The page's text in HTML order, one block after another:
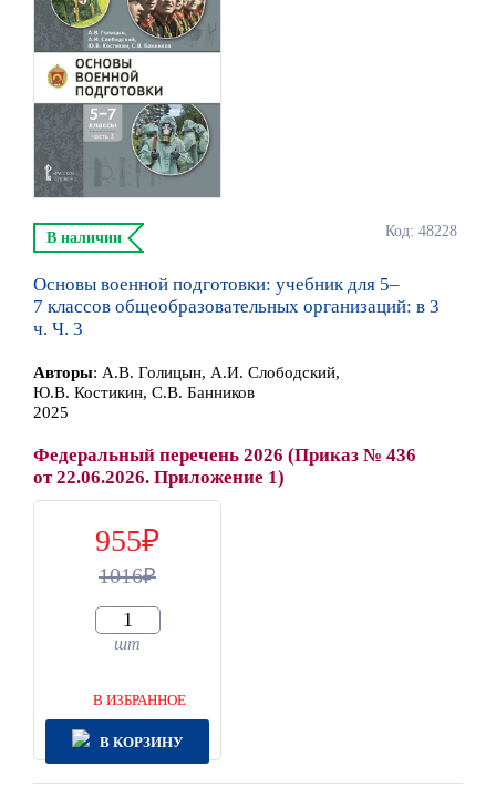
Код: 48228
В наличии
Основы военной подготовки: учебник для 5–
7 классов общеобразовательных организаций: в 3
ч. Ч. 3
Авторы: А.В. Голицын, А.И. Слободский,
Ю.В. Костикин, С.В. Банников
2025
Федеральный перечень 2026 (Приказ № 436
от 22.06.2026. Приложение 1)
955
1016
шт
В ИЗБРАННОЕ
В КОРЗИНУ